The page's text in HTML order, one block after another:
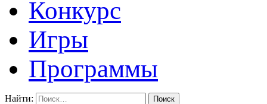
Конкурс
Игры
Программы
Найти: